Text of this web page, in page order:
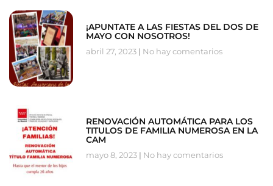
¡APUNTATE A LAS FIESTAS DEL DOS DE
MAYO CON NOSOTROS!
abril 27, 2023 No hay comentarios
RENOVACIÓN AUTOMÁTICA PARA LOS
TITULOS DE FAMILIA NUMEROSA EN LA
CAM
mayo 8, 2023 No hay comentarios